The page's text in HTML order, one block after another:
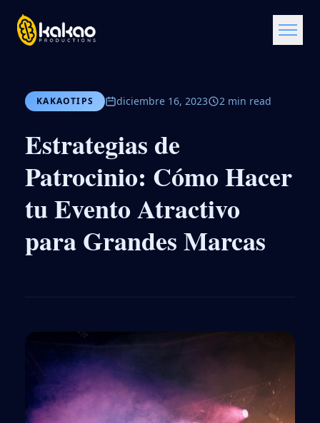
KAKAOTIPS diciembre 16, 2023 2 min read
Estrategias de
Patrocinio: Cómo Hacer
tu Evento Atractivo
para Grandes Marcas